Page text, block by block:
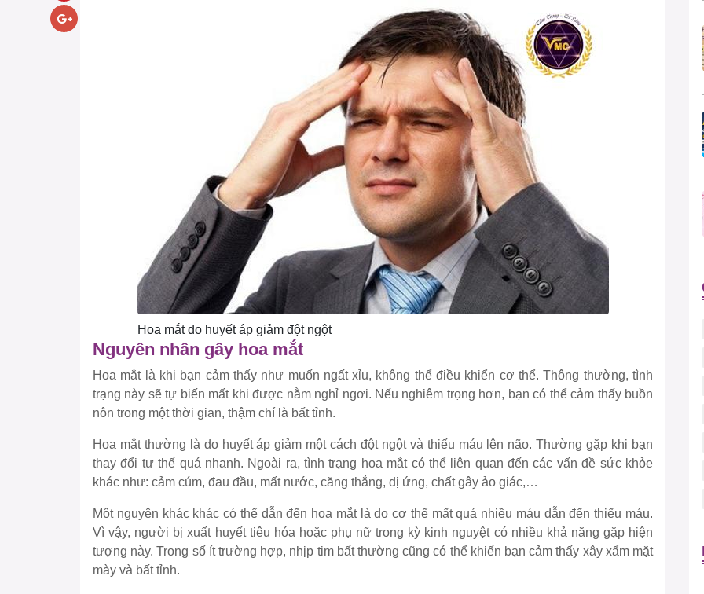
Hoa mắt do huyết áp giảm đột ngột
Nguyên nhân gây hoa mắt
Hoa mắt là khi bạn cảm thấy như muốn ngất xỉu, không thể điều khiển cơ thể. Thông thường, tình
trạng này sẽ tự biến mất khi được nằm nghỉ ngơi. Nếu nghiêm trọng hơn, bạn có thể cảm thấy buồn
nôn trong một thời gian, thậm chí là bất tỉnh.
Hoa mắt thường là do huyết áp giảm một cách đột ngột và thiếu máu lên não. Thường gặp khi bạn
thay đổi tư thế quá nhanh. Ngoài ra, tình trạng hoa mắt có thể liên quan đến các vấn đề sức khỏe
khác như: cảm cúm, đau đầu, mất nước, căng thẳng, dị ứng, chất gây ảo giác,…
Một nguyên khác khác có thể dẫn đến hoa mắt là do cơ thể mất quá nhiều máu dẫn đến thiếu máu.
Vì vậy, người bị xuất huyết tiêu hóa hoặc phụ nữ trong kỳ kinh nguyệt có nhiều khả năng gặp hiện
tượng này. Trong số ít trường hợp, nhịp tim bất thường cũng có thể khiến bạn cảm thấy xây xẩm mặt
mày và bất tỉnh.